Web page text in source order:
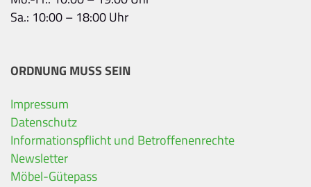
Sa.: 10:00 – 18:00 Uhr
ORDNUNG MUSS SEIN
Impressum
Datenschutz
Informationspflicht und Betroffenenrechte
Newsletter
Möbel-Gütepass
Ihre Kontaktdaten
Alle mit Stern gekennzeichneten Felder sind
Name